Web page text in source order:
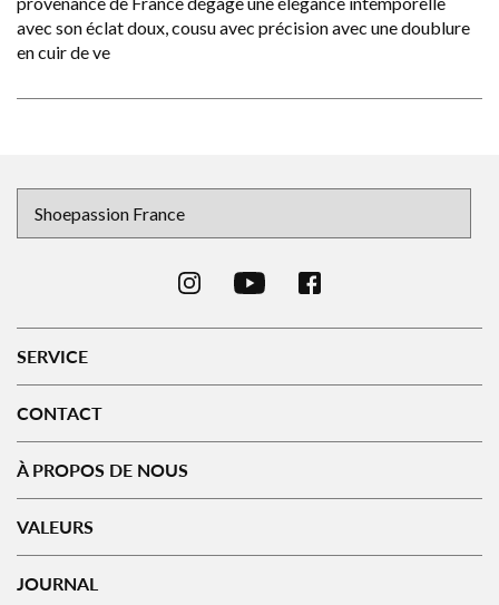
avec son éclat doux, cousu avec précision avec une doublure
en cuir de ve
SERVICE
CONTACT
À PROPOS DE NOUS
VALEURS
JOURNAL